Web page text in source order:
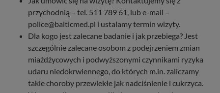
przychodnią – tel. 511 789 61, lub e-mail –
police@balticmed.pl i ustalamy termin wizyty.
Dla kogo jest zalecane badanie i jak przebiega? Jest
szczególnie zalecane osobom z podejrzeniem zmian
miażdżycowych i podwyższonymi czynnikami ryzyka
udaru niedokrwiennego, do których m.in. zaliczamy
takie choroby przewlekłe jak nadciśnienie i cukrzyca.